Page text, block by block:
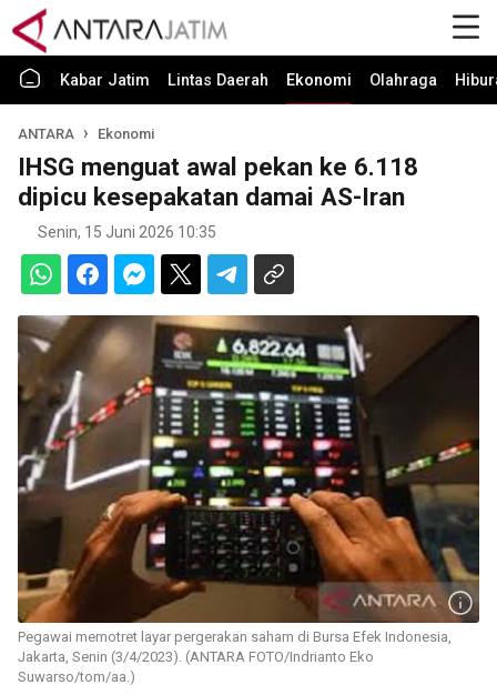
Kabar Jatim Lintas Daerah Ekonomi Olahraga
ANTARA Ekonomi
IHSG menguat awal pekan ke 6.118
dipicu kesepakatan damai AS-Iran
Senin, 15 Juni 2026 10:35
Pegawai memotret layar pergerakan saham di Bursa Efek Indonesia,
Jakarta, Senin (3/4/2023). (ANTARA FOTO/Indrianto Eko
Suwarso/tom/aa.)